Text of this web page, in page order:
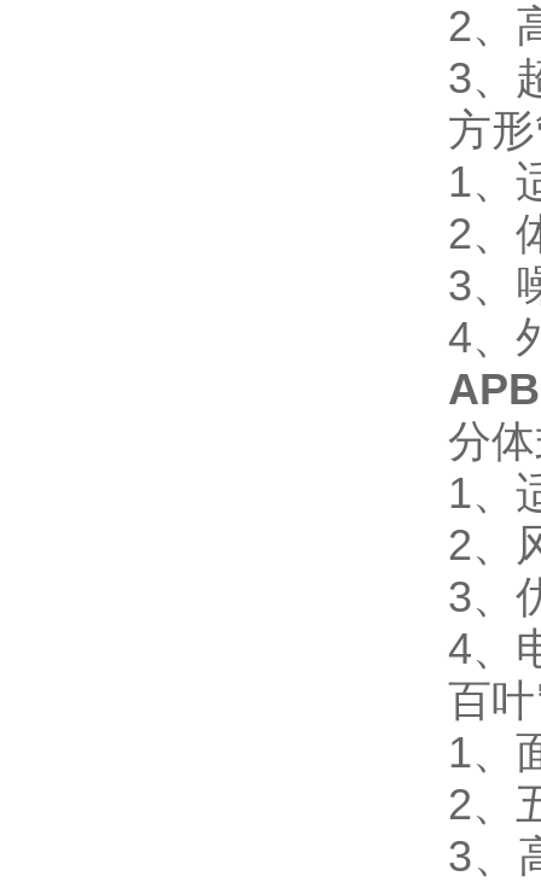
2、
3、
方
1、
2、
3、
4、
分
1、
2、
3、
4、
百
1、
2、
3、